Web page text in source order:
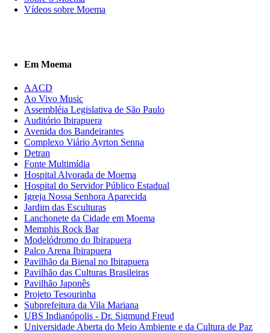
Vídeos sobre Moema
Em Moema
AACD
Ao Vivo Music
Assembléia Legislativa de São Paulo
Auditório Ibirapuera
Avenida dos Bandeirantes
Complexo Viário Ayrton Senna
Detran
Fonte Multimídia
Hospital Alvorada de Moema
Hospital do Servidor Público Estadual
Igreja Nossa Senhora Aparecida
Jardim das Esculturas
Lanchonete da Cidade em Moema
Memphis Rock Bar
Modelódromo do Ibirapuera
Palco Arena Ibirapuera
Pavilhão da Bienal no Ibirapuera
Pavilhão das Culturas Brasileiras
Pavilhão Japonês
Projeto Tesourinha
Subprefeitura da Vila Mariana
UBS Indianópolis - Dr. Sigmund Freud
Universidade Aberta do Meio Ambiente e da Cultura de Paz